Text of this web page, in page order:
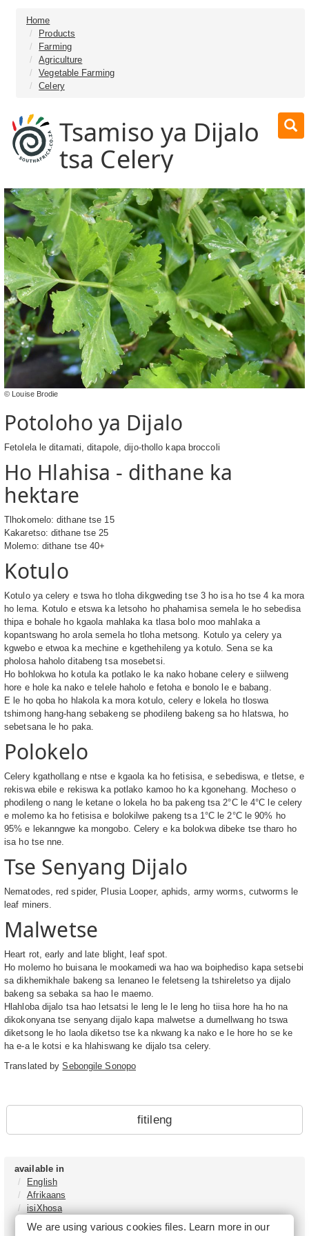
Home
Products
Farming
Agriculture
Vegetable Farming
Celery
Tsamiso ya Dijalo
tsa Celery
© Louise Brodie
Potoloho ya Dijalo
Fetolela le ditamati, ditapole, dijo-thollo kapa broccoli
Ho Hlahisa - dithane ka
hektare
Tlhokomelo: dithane tse 15
Kakaretso: dithane tse 25
Molemo: dithane tse 40+
Kotulo
Kotulo ya celery e tswa ho tloha dikgweding tse 3 ho isa ho tse 4 ka mora
ho lema. Kotulo e etswa ka letsoho ho phahamisa semela le ho sebedisa
thipa e bohale ho kgaola mahlaka ka tlasa bolo moo mahlaka a
kopantswang ho arola semela ho tloha metsong. Kotulo ya celery ya
kgwebo e etwoa ka mechine e kgethehileng ya kotulo. Sena se ka
pholosa haholo ditabeng tsa mosebetsi.
Ho bohlokwa ho kotula ka potlako le ka nako hobane celery e siilweng
hore e hole ka nako e telele haholo e fetoha e bonolo le e babang.
E le ho qoba ho hlakola ka mora kotulo, celery e lokela ho tloswa
tshimong hang-hang sebakeng se phodileng bakeng sa ho hlatswa, ​​ho
sebetsana le ho paka.
Polokelo
Celery kgathollang e ntse e kgaola ka ho fetisisa, e sebediswa, e tletse, e
rekiswa ebile e rekiswa ka potlako kamoo ho ka kgonehang. Mocheso o
phodileng o nang le ketane o lokela ho ba pakeng tsa 2°C le 4°C le celery
e molemo ka ho fetisisa e bolokilwe pakeng tsa 1°C le 2°C le 90% ho
95% e lekanngwe ka mongobo. Celery e ka bolokwa dibeke tse tharo ho
isa ho tse nne.
Tse Senyang Dijalo
Nematodes, red spider, Plusia Looper, aphids, army worms, cutworms le
leaf miners.
Malwetse
Heart rot, early and late blight, leaf spot.
Ho molemo ho buisana le mookamedi wa hao wa boiphediso kapa setsebi
sa dikhemikhale bakeng sa lenaneo le feletseng la tshireletso ya dijalo
bakeng sa sebaka sa hao le maemo.
Hlahloba dijalo tsa hao letsatsi le leng le le leng ho tiisa hore ha ho na
dikokonyana tse senyang dijalo kapa malwetse a dumellwang ho tswa
diketsong le ho laola diketso tse ka nkwang ka nako e le hore ho se ke
ha e-a le kotsi e ka hlahiswang ke dijalo tsa celery.
Translated bySebongile Sonopo
fitileng
available in
English
Afrikaans
isiXhosa
isiZulu
We are using various cookies files. Learn more in our